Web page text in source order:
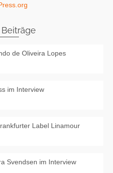
de Oliveira Lopes
im Interview
Label Linamour
Svendsen im Interview